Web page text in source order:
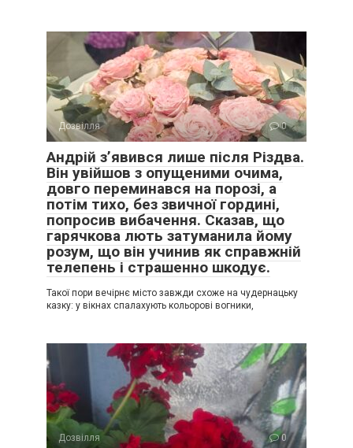
Дозвілля 0
Андрій з’явився лише після Різдва.
Він увійшов з опущеними очима,
довго переминався на порозі, а
потім тихо, без звичної гордині,
попросив вибачення. Сказав, що
гарячкова лють затуманила йому
розум, що він учинив як справжній
телепень і страшенно шкодує.
Такої пори вечірнє місто завжди схоже на чудернацьку
казку: у вікнах спалахують кольорові вогники,
Дозвілля 0